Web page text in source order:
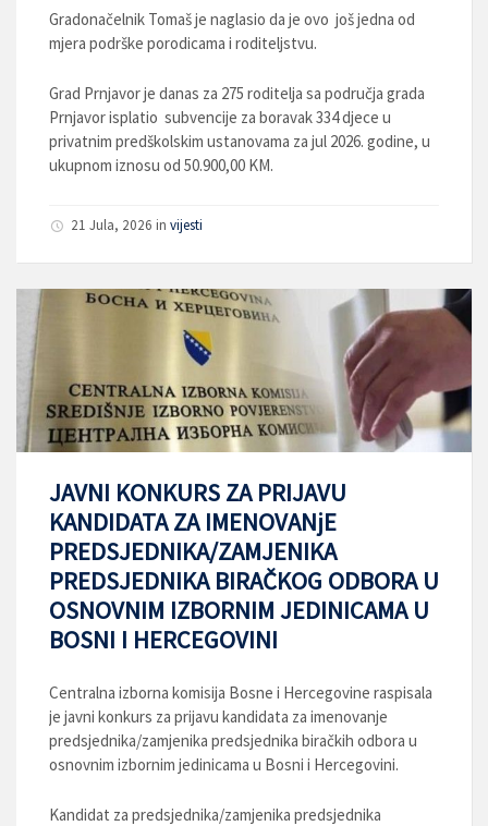
Gradonačelnik Tomaš je naglasio da je ovo još jedna od
mjera podrške porodicama i roditeljstvu.
Grad Prnjavor je danas za 275 roditelja sa područja grada
Prnjavor isplatio subvencije za boravak 334 djece u
privatnim predškolskim ustanovama za jul 2026. godine, u
ukupnom iznosu od 50.900,00 KM.
21 Jula, 2026 in vijesti
JAVNI KONKURS ZA PRIJAVU
KANDIDATA ZA IMENOVANjE
PREDSJEDNIKA/ZAMJENIKA
PREDSJEDNIKA BIRAČKOG ODBORA U
OSNOVNIM IZBORNIM JEDINICAMA U
BOSNI I HERCEGOVINI
Centralna izborna komisija Bosne i Hercegovine raspisala
je javni konkurs za prijavu kandidata za imenovanje
predsjednika/zamjenika predsjednika biračkih odbora u
osnovnim izbornim jedinicama u Bosni i Hercegovini.
Kandidat za predsjednika/zamjenika predsjednika